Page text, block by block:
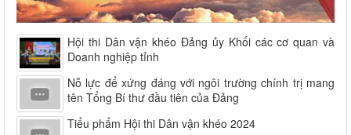
Hội thi Dân vận khéo Đảng ủy Khối các cơ quan và
Doanh nghiệp tỉnh
Nỗ lực để xứng đáng với ngôi trường chính trị mang
tên Tổng Bí thư đầu tiên của Đảng
Tiểu phẩm Hội thi Dân vận khéo 2024